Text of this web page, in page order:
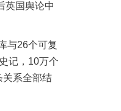
英国舆论中
与26个可复
记，10万个
关系全部结